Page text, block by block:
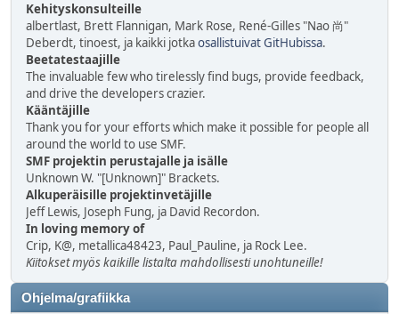
Kehityskonsulteille
albertlast, Brett Flannigan, Mark Rose, René-Gilles "Nao 尚"
Deberdt, tinoest, ja kaikki jotkaosallistuivat GitHubissa.
Beetatestaajille
The invaluable few who tirelessly find bugs, provide feedback,
and drive the developers crazier.
Kääntäjille
Thank you for your efforts which make it possible for people all
around the world to use SMF.
SMF projektin perustajalle ja isälle
Unknown W. "[Unknown]" Brackets.
Alkuperäisille projektinvetäjille
Jeff Lewis, Joseph Fung, ja David Recordon.
In loving memory of
Crip, K@, metallica48423, Paul_Pauline, ja Rock Lee.
Kiitokset myös kaikille listalta mahdollisesti unohtuneille!
Ohjelma/grafiikka